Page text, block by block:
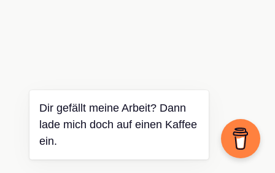
Dir gefällt meine Arbeit? Dann
lade mich doch auf einen Kaffee
ein.